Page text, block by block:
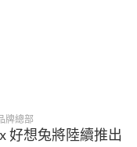
牌總部
好想兔將陸續推出